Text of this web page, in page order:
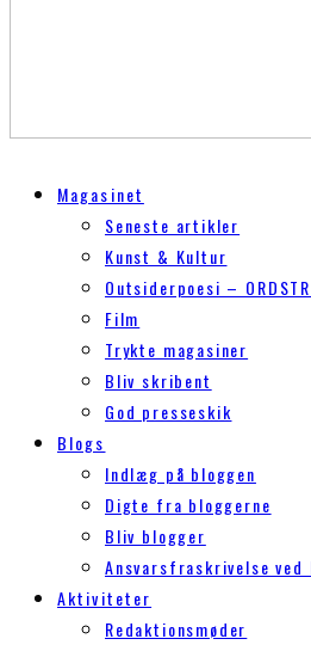
Magasinet
Seneste artikler
Kunst & Kultur
Outsiderpoesi –
Film
Trykte magasiner
Bliv skribent
God presseskik
Blogs
Indlæg på bloggen
Digte fra bloggerne
Bliv blogger
Ansvarsfraskrivelse ved
Aktiviteter
Redaktionsmøder